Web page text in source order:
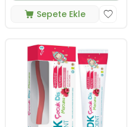
Sepete Ekle